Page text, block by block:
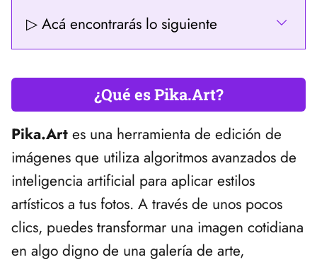
▷ Acá encontrarás lo siguiente
¿Qué es Pika.Art?
Pika.Art es una herramienta de edición de
imágenes que utiliza algoritmos avanzados de
inteligencia artificial para aplicar estilos
artísticos a tus fotos. A través de unos pocos
clics, puedes transformar una imagen cotidiana
en algo digno de una galería de arte,